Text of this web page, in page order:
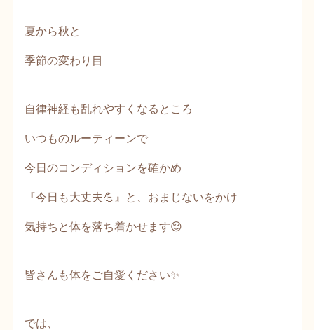
夏から秋と
季節の変わり目
自律神経も乱れやすくなるところ
いつものルーティーンで
今日のコンディションを確かめ
『今日も大丈夫💪』と、おまじないをかけ
気持ちと体を落ち着かせます😌
皆さんも体をご自愛ください✨
では、